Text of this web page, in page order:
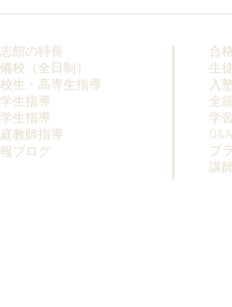
【高校生・高卒浪人生向
合
生
入
全
学
Q&A
プ
講
館の特長
校（全日制）
生・高専生指導
生指導
生指導
教師指導
ブログ